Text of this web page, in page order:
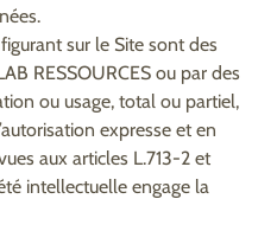
sur le Site sont des
RESSOURCES ou par des
ou usage, total ou partiel,
expresse et en
aux articles L.713-2 et
intellectuelle engage la